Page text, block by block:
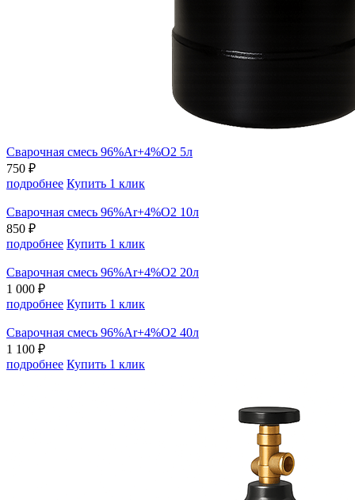
Сварочная смесь 96%Ar+4%O2 5л
750 ₽
подробнее Купить 1 клик
Сварочная смесь 96%Ar+4%O2 10л
850 ₽
подробнее Купить 1 клик
Сварочная смесь 96%Ar+4%O2 20л
1 000 ₽
подробнее Купить 1 клик
Сварочная смесь 96%Ar+4%O2 40л
1 100 ₽
подробнее Купить 1 клик